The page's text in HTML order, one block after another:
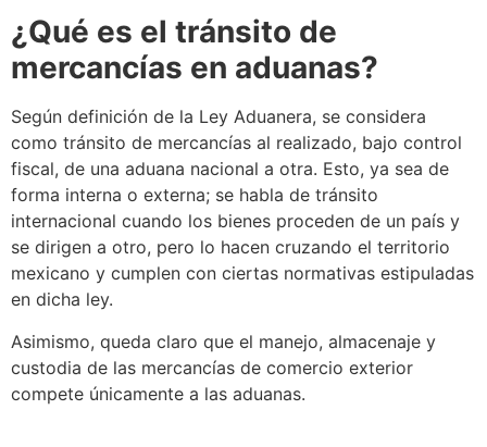
¿Qué es el tránsito de
mercancías en aduanas?
Según definición de la Ley Aduanera, se considera
como tránsito de mercancías al realizado, bajo control
fiscal, de una aduana nacional a otra. Esto, ya sea de
forma interna o externa; se habla de tránsito
internacional cuando los bienes proceden de un país y
se dirigen a otro, pero lo hacen cruzando el territorio
mexicano y cumplen con ciertas normativas estipuladas
en dicha ley.
Asimismo, queda claro que el manejo, almacenaje y
custodia de las mercancías de comercio exterior
compete únicamente a las aduanas.